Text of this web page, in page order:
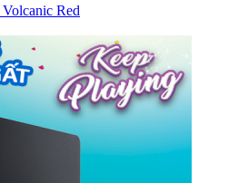
Red